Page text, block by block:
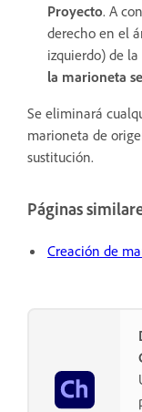
Proyecto. A
derecho en el
izquierdo) de
la marioneta
Se eliminará
marioneta de
sustitución.
Páginas
Creación de